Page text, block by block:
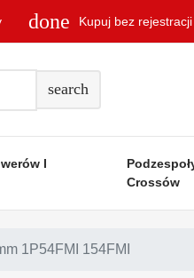
done Kupuj bez rejestracji
search
I
Crossów
1P54FMI 154FMI